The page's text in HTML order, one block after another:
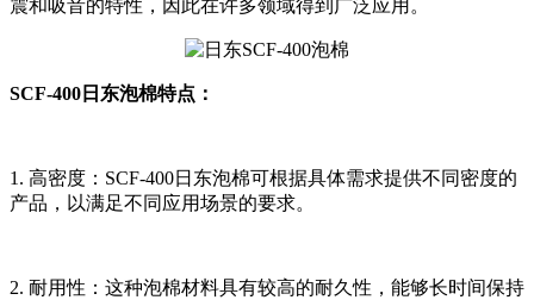
震和吸音的特性，因此在许多领域得到广泛应用。
SCF-400日东泡棉特点：
1. 高密度：SCF-400日东泡棉可根据具体需求提供不同密度的
产品，以满足不同应用场景的要求。
2. 耐用性：这种泡棉材料具有较高的耐久性，能够长时间保持